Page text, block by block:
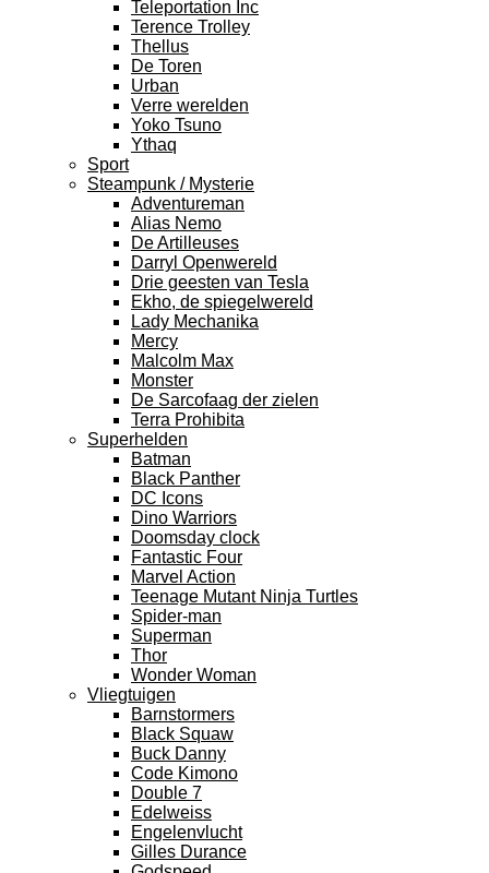
Teleportation Inc
Terence Trolley
Thellus
De Toren
Urban
Verre werelden
Yoko Tsuno
Ythaq
Sport
Steampunk / Mysterie
Adventureman
Alias Nemo
De Artilleuses
Darryl Openwereld
Drie geesten van Tesla
Ekho, de spiegelwereld
Lady Mechanika
Mercy
Malcolm Max
Monster
De Sarcofaag der zielen
Terra Prohibita
Superhelden
Batman
Black Panther
DC Icons
Dino Warriors
Doomsday clock
Fantastic Four
Marvel Action
Teenage Mutant Ninja Turtles
Spider-man
Superman
Thor
Wonder Woman
Vliegtuigen
Barnstormers
Black Squaw
Buck Danny
Code Kimono
Double 7
Edelweiss
Engelenvlucht
Gilles Durance